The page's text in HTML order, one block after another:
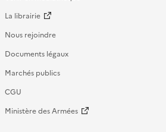
La librairie
Nous rejoindre
Documents légaux
Marchés publics
CGU
Ministère des Armées